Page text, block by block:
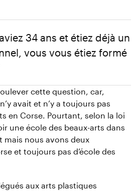
34 ans et étiez déjà un
vous vous étiez formé
cette question, car,
avait et n’y a toujours pas
en Corse. Pourtant, selon la loi
une école des beaux-arts dans
mais nous avons deux
et toujours pas d’école des
aux arts plastiques